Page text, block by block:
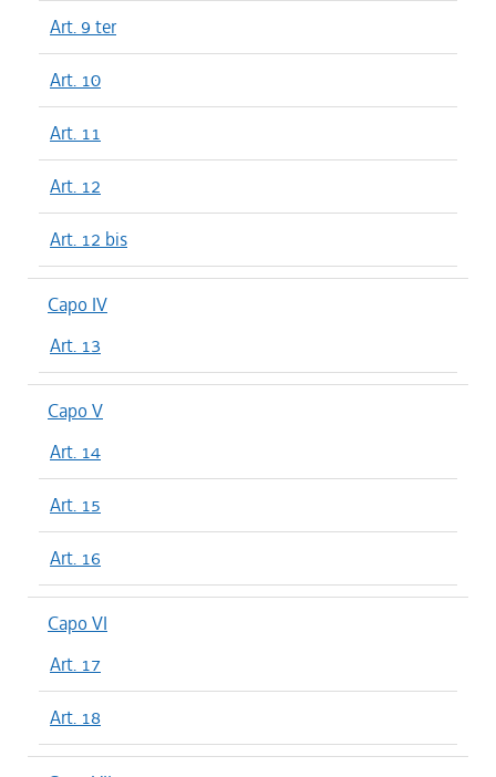
Art. 9 ter
Art. 10
Art. 11
Art. 12
Art. 12 bis
Capo IV
Art. 13
Capo V
Art. 14
Art. 15
Art. 16
Capo VI
Art. 17
Art. 18